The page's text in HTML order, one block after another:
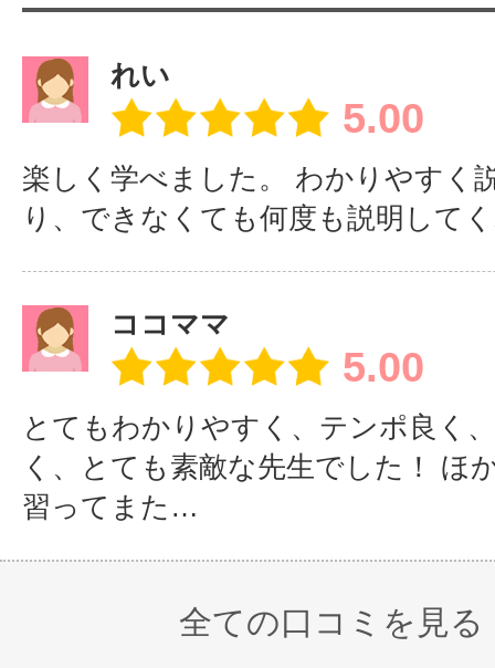
れい
5.00
楽しく学べました。 わかりやすく
り、できなくても何度も説明して
ココママ
5.00
とてもわかりやすく、テンポ良く
く、とても素敵な先生でした！ ほ
習ってまた…
全ての口コミを見る